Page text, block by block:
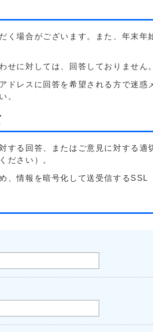
く場合がございます。また、年末
せに対しては、回答しておりません。
ドレスに回答を希望される方で迷
。
する回答、またはご意見に対する
ださい）。
、情報を暗号化して送受信する